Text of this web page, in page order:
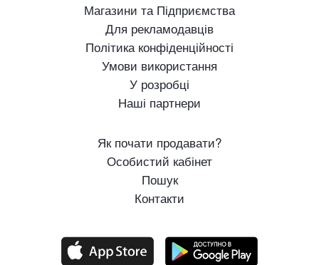
Магазини та Підприємства
Для рекламодавців
Політика конфіденційності
Умови використання
У розробці
Наші партнери
Як почати продавати?
Особистий кабінет
Пошук
Контакти